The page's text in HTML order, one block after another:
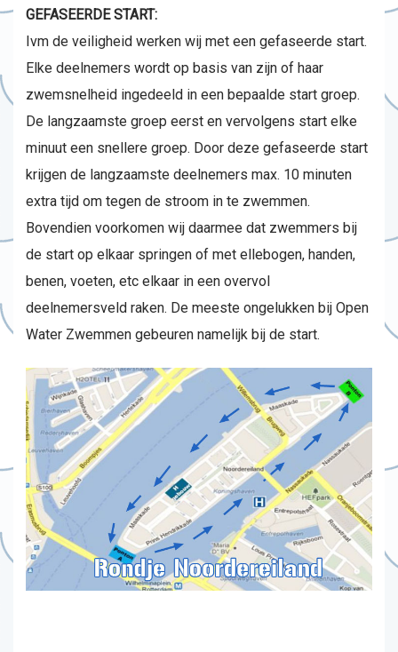
GEFASEERDE START:
Ivm de veiligheid werken wij met een gefaseerde start.
Elke deelnemers wordt op basis van zijn of haar
zwemsnelheid ingedeeld in een bepaalde start groep.
De langzaamste groep eerst en vervolgens start elke
minuut een snellere groep. Door deze gefaseerde start
krijgen de langzaamste deelnemers max. 10 minuten
extra tijd om tegen de stroom in te zwemmen.
Bovendien voorkomen wij daarmee dat zwemmers bij
de start op elkaar springen of met ellebogen, handen,
benen, voeten, etc elkaar in een overvol
deelnemersveld raken. De meeste ongelukken bij Open
Water Zwemmen gebeuren namelijk bij de start.